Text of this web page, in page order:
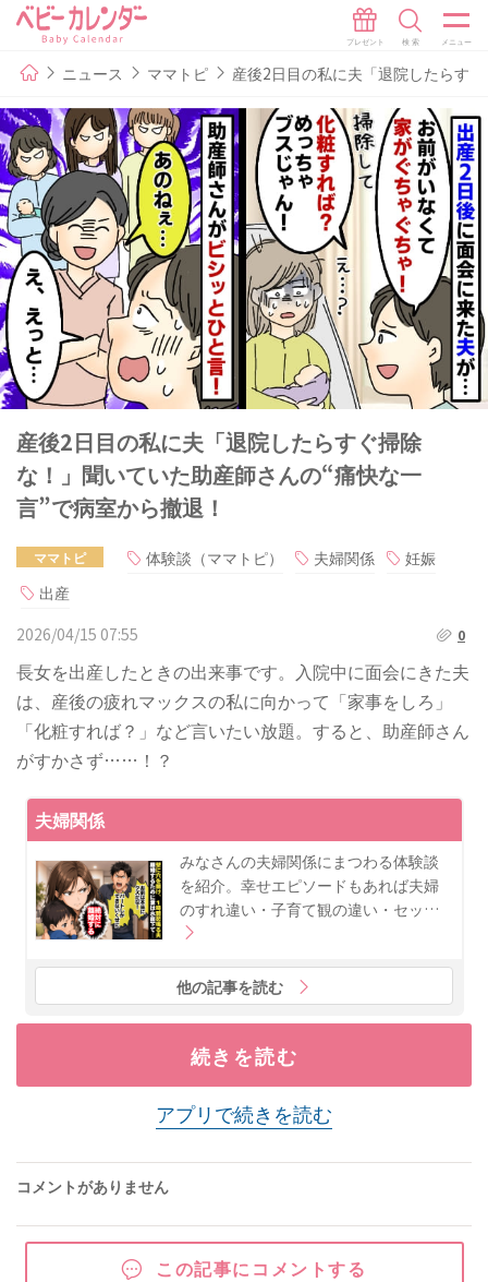
ニュース ママトピ 産後2日目の私に夫「退院したらす
産後2日目の私に夫「退院したらすぐ掃除
な！」聞いていた助産師さんの“痛快な一
言”で病室から撤退！
ママトピ 体験談（ママトピ） 夫婦関係
妊娠
出産
2026/04/15 07:55
0
長女を出産したときの出来事です。入院中に面会にきた夫
は、産後の疲れマックスの私に向かって「家事をしろ」
「化粧すれば？」など言いたい放題。すると、助産師さん
がすかさず……！？
夫婦関係
みなさんの夫婦関係にまつわる体験談
を紹介。幸せエピソードもあれば夫婦
のすれ違い・子育て観の違い・セッ…
他の記事を読む
続きを読む
アプリで続きを読む
コメントがありません
この記事にコメントする